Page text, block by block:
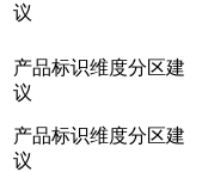
议
产品标识维度分区建
议
产品标识维度分区建
议